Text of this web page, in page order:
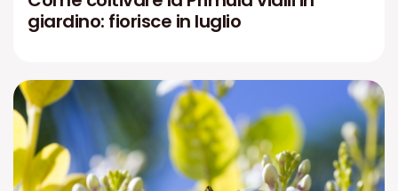
giardino: fiorisce in luglio